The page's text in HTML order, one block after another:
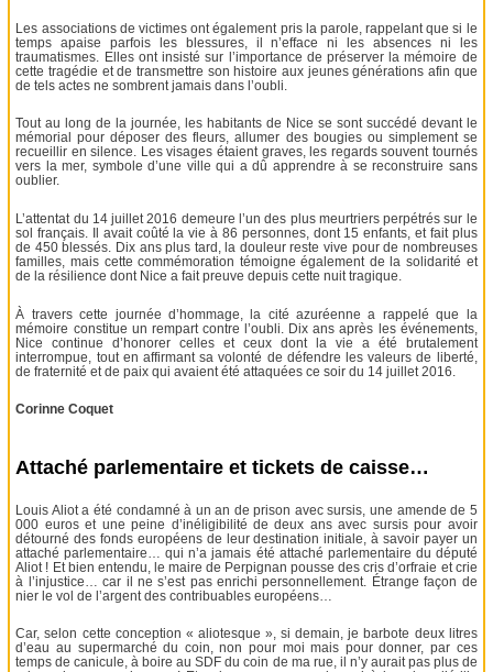
Les associations de victimes ont également pris la parole, rappelant que si le
temps apaise parfois les blessures, il n’efface ni les absences ni les
traumatismes. Elles ont insisté sur l’importance de préserver la mémoire de
cette tragédie et de transmettre son histoire aux jeunes générations afin que
de tels actes ne sombrent jamais dans l’oubli.
Tout au long de la journée, les habitants de Nice se sont succédé devant le
mémorial pour déposer des fleurs, allumer des bougies ou simplement se
recueillir en silence. Les visages étaient graves, les regards souvent tournés
vers la mer, symbole d’une ville qui a dû apprendre à se reconstruire sans
oublier.
L’attentat du 14 juillet 2016 demeure l’un des plus meurtriers perpétrés sur le
sol français. Il avait coûté la vie à 86 personnes, dont 15 enfants, et fait plus
de 450 blessés. Dix ans plus tard, la douleur reste vive pour de nombreuses
familles, mais cette commémoration témoigne également de la solidarité et
de la résilience dont Nice a fait preuve depuis cette nuit tragique.
À travers cette journée d’hommage, la cité azuréenne a rappelé que la
mémoire constitue un rempart contre l’oubli. Dix ans après les événements,
Nice continue d’honorer celles et ceux dont la vie a été brutalement
interrompue, tout en affirmant sa volonté de défendre les valeurs de liberté,
de fraternité et de paix qui avaient été attaquées ce soir du 14 juillet 2016.
Corinne Coquet
Attaché parlementaire et tickets de caisse…
Louis Aliot a été condamné à un an de prison avec sursis, une amende de 5
000 euros et une peine d’inéligibilité de deux ans avec sursis pour avoir
détourné des fonds européens de leur destination initiale, à savoir payer un
attaché parlementaire… qui n’a jamais été attaché parlementaire du député
Aliot ! Et bien entendu, le maire de Perpignan pousse des cris d’orfraie et crie
à l’injustice… car il ne s’est pas enrichi personnellement. Étrange façon de
nier le vol de l’argent des contribuables européens…
Car, selon cette conception « aliotesque », si demain, je barbote deux litres
d’eau au supermarché du coin, non pour moi mais pour donner, par ces
temps de canicule, à boire au SDF du coin de ma rue, il n’y aurait pas plus de